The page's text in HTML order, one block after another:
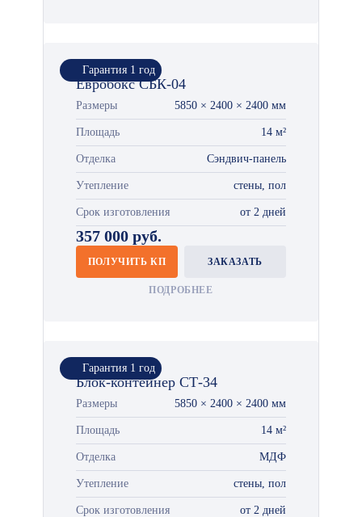
Гарантия 1 год
Евробокс СБК-04
Размеры 5850 × 2400 × 2400 мм
Площадь 14 м²
Отделка Сэндвич-панель
Утепление стены, пол
Срок изготовления от 2 дней
357 000 руб.
ПОЛУЧИТЬ КП ЗАКАЗАТЬ
ПОДРОБНЕЕ
Гарантия 1 год
Блок-контейнер СТ-34
Размеры 5850 × 2400 × 2400 мм
Площадь 14 м²
Отделка МДФ
Утепление стены, пол
Срок изготовления от 2 дней